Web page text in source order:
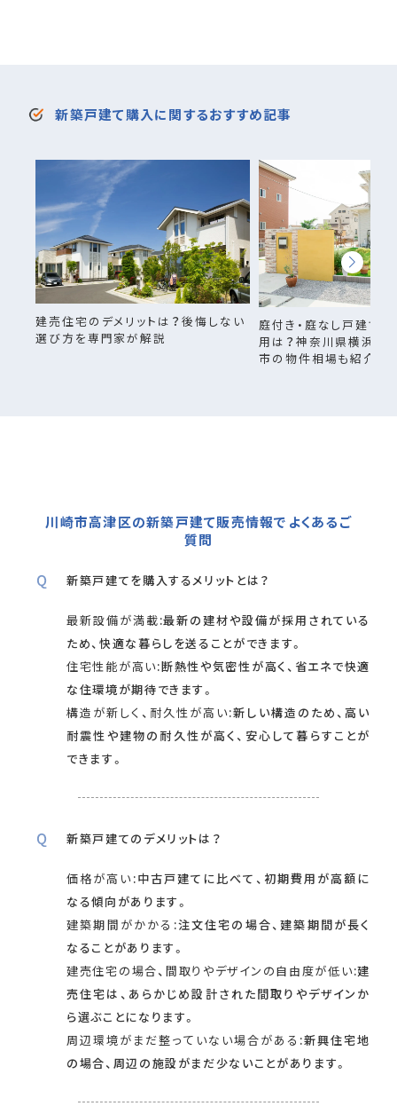
新築戸建て購入に関するおすすめ記事
建売住宅のデメリットは？後悔しない
選び方を専門家が解説
庭付き・庭なし戸建て
用は？神奈川県横浜市
市の物件相場も紹介
川崎市高津区の新築戸建て販売情報でよくあるご
質問
新築戸建てを購入するメリットとは？
最新設備が満載:最新の建材や設備が採用されている
ため、快適な暮らしを送ることができます。
住宅性能が高い:断熱性や気密性が高く、省エネで快適
な住環境が期待できます。
構造が新しく、耐久性が高い:新しい構造のため、高い
耐震性や建物の耐久性が高く、安心して暮らすことが
できます。
新築戸建てのデメリットは？
価格が高い:中古戸建てに比べて、初期費用が高額に
なる傾向があります。
建築期間がかかる :注文住宅の場合、建築期間が長く
なることがあります。
建売住宅の場合、間取りやデザインの自由度が低い:建
売住宅は、あらかじめ設計された間取りやデザインか
ら選ぶことになります。
周辺環境がまだ整っていない場合がある :新興住宅地
の場合、周辺の施設がまだ少ないことがあります。